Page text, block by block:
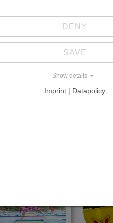
DENY
SAVE
Show details
Imprint | Datapolicy